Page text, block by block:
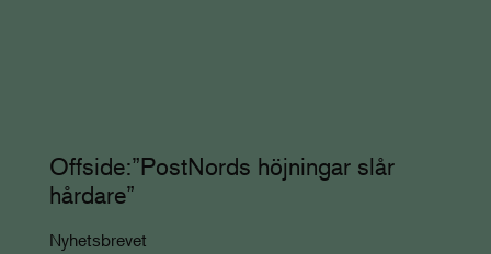
Offside:”PostNords höjningar slår
hårdare”
Nyhetsbrevet